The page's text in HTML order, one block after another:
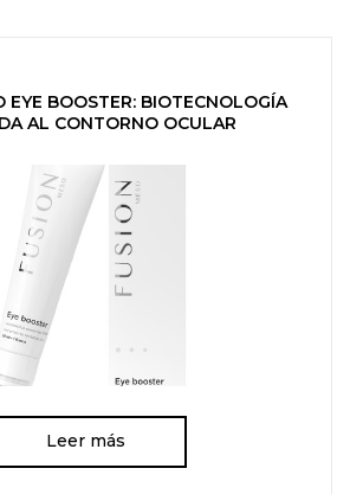
EYE BOOSTER: BIOTECNOLOGÍA
AL CONTORNO OCULAR
Leer más